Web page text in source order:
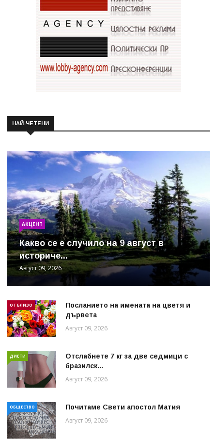
НАЙ-ЧЕТЕНИ
АКЦЕНТ
Какво се е случило на 9 август в
историче...
Август 09, 2026
ОТ БЛИЗО
Посланието на имената на цветя и
дървета
Август 09, 2026
ДИЕТИ
Отслабнете 7 кг за две седмици с
бразилск...
Август 09, 2026
ОБЩЕСТВО Почитаме Свети апостол Матия
Август 09, 2026